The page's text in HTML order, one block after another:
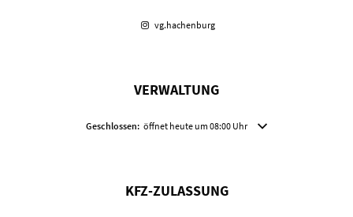
vg.hachenburg
VERWALTUNG
Klicken, um weitere Öffnungs- oder Schließzeiten auszublenden
Geschlossen: öffnet heute um 08:00 Uhr
KFZ-ZULASSUNG